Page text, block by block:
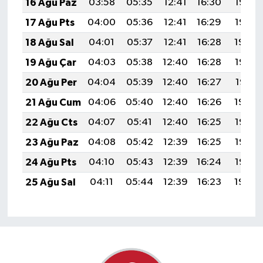
16 Ağu Paz
03:58 05:35 12:41 16:30
19:37
17 Ağu Pts
04:00 05:36 12:41 16:29
19:36
18 Ağu Sal
04:01 05:37 12:41 16:28
19:34
19 Ağu Çar
04:03 05:38 12:40 16:28
19:33
20 Ağu Per
04:04 05:39 12:40 16:27
19:31
21 Ağu Cum
04:06 05:40 12:40 16:26
19:30
22 Ağu Cts
04:07 05:41 12:40 16:25
19:28
23 Ağu Paz
04:08 05:42 12:39 16:25
19:27
24 Ağu Pts
04:10 05:43 12:39 16:24
19:25
25 Ağu Sal
04:11 05:44 12:39 16:23 19:24